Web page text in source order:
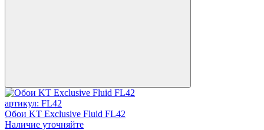
артикул: FL42
Обои KT Exclusive Fluid FL42
Наличие уточняйте